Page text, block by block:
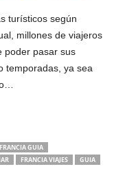
turísticos según
millones de viajeros
poder pasar sus
temporadas, ya sea
FRANCIA GUIA
FRANCIA VIAJES
GUIA